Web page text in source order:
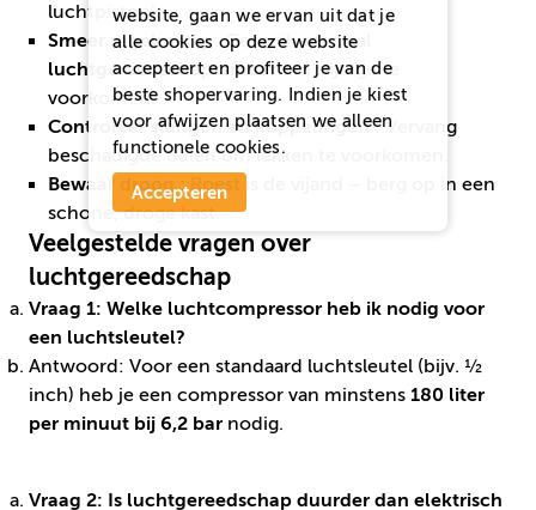
luchtpistool.
Smeer regelmatig : Gebruik speciaal
luchtgereedschapssmeerom slijtage te
voorkomen.
Controleer slangen en koppelingen: Vervang
beschadigde delen om lekken te voorkomen.
Bewaar droog: Roest is de vijand – berg op in een
schone, droge kast.
Veelgestelde vragen over
luchtgereedschap
Vraag 1: Welke luchtcompressor heb ik nodig voor
een luchtsleutel?
Antwoord: Voor een standaard luchtsleutel (bijv. ½
inch) heb je een compressor van minstens 180 liter
per minuut bij 6,2 bar nodig.
Vraag 2: Is luchtgereedschap duurder dan elektrisch
website, gaan we ervan uit dat je
alle cookies op deze website
accepteert en profiteer je van de
beste shopervaring. Indien je kiest
voor afwijzen plaatsen we alleen
functionele cookies.
Accepteren